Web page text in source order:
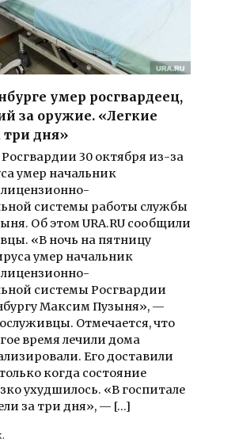
умер росгвардеец,
за оружие. «Легкие
три дня»
Росгвардии 30 октября из-за
умер начальник
системы работы службы
Об этом URA.RU сообщили
«В ночь на пятницу
умер начальник
системы Росгвардии
Максим Пузыня», —
Отмечается, что
время лечили дома
Его доставили
когда состояние
ухудшилось. «В госпитале
за три дня», — […]